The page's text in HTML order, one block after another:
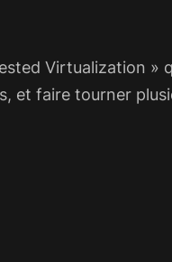
Virtualization »
et faire tourner